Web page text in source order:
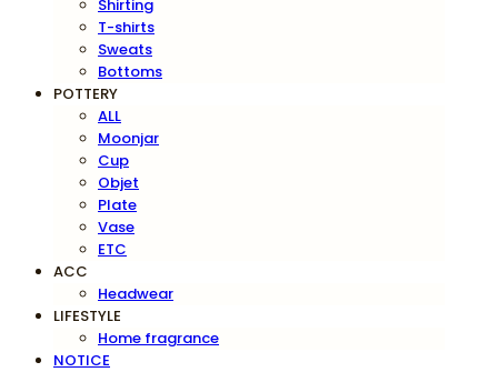
Shirting
T-shirts
Sweats
Bottoms
POTTERY
ALL
Moonjar
Cup
Objet
Plate
Vase
ETC
ACC
Headwear
LIFESTYLE
Home fragrance
NOTICE